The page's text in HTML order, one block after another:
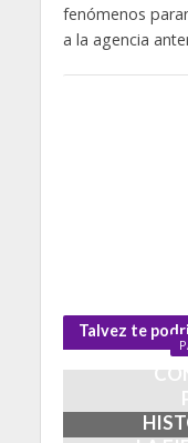
fenómenos
a la agencia
Talvez te